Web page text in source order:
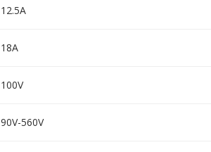
12.5A
18A
100V
90V-560V